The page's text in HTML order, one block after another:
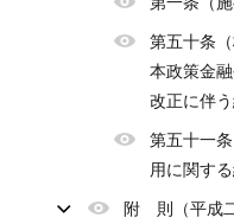
第五十条
本政策金
改正に伴う
第五十一
用に関する
附 則（平成